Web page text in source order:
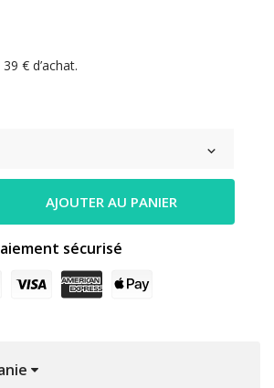
€ d’achat.
AJOUTER AU PANIER
sécurisé